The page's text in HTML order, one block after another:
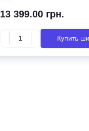
13 399.00 грн.
Купить